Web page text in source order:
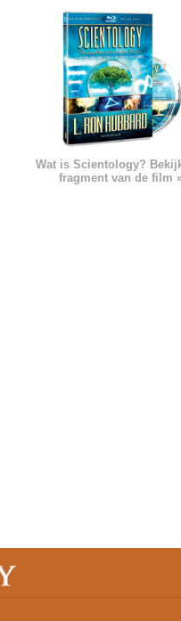
Wat is Scientology?
fragment van de film